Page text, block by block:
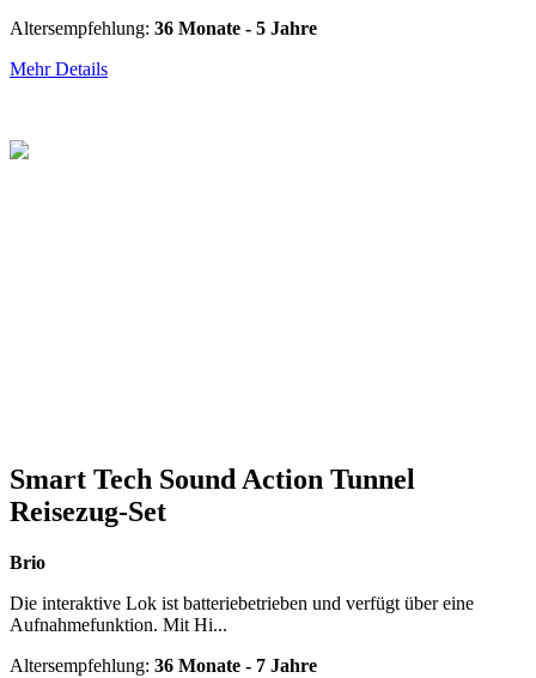
Altersempfehlung: 36 Monate - 5 Jahre
Mehr Details
Smart Tech Sound Action Tunnel
Reisezug-Set
Brio
Die interaktive Lok ist batteriebetrieben und verfügt über eine
Aufnahmefunktion. Mit Hi...
Altersempfehlung: 36 Monate - 7 Jahre